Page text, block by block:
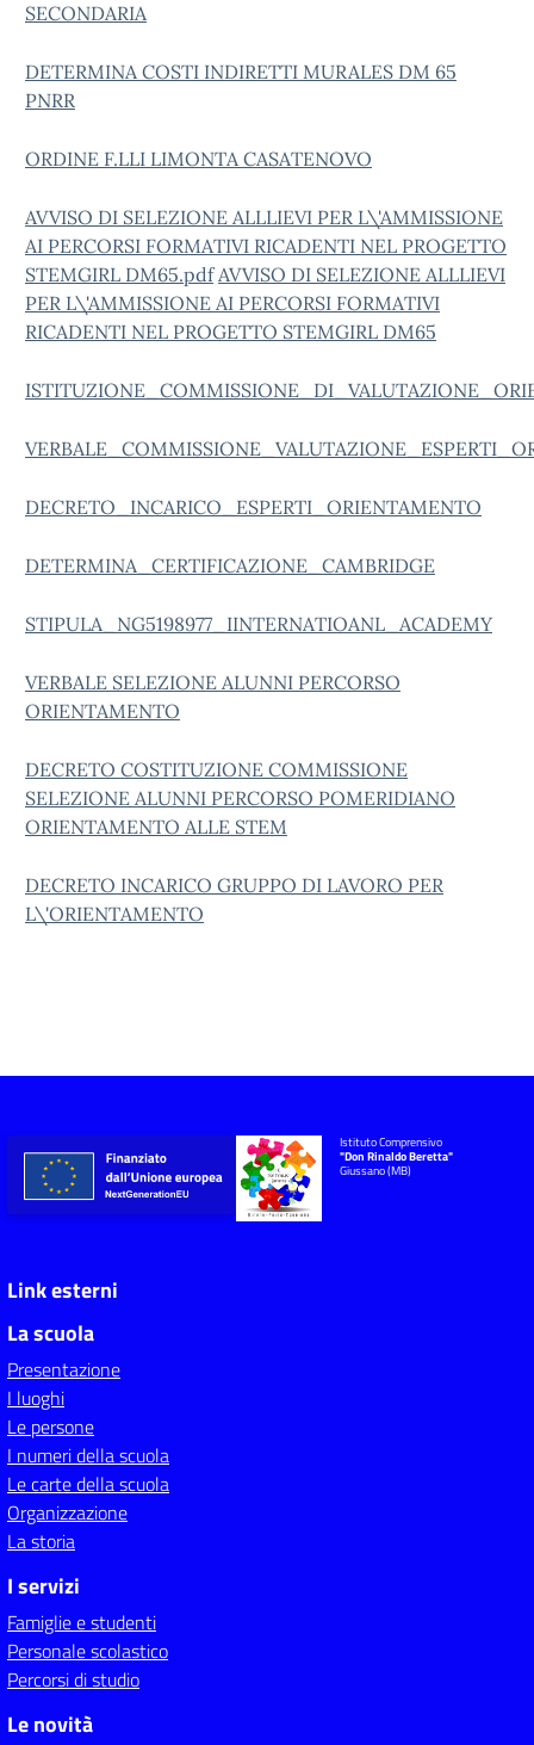
SECONDARIA
DETERMINA COSTI INDIRETTI MURALES DM 65
PNRR
ORDINE F.LLI LIMONTA CASATENOVO
AVVISO DI SELEZIONE ALLLIEVI PER L\'AMMISSIONE
AI PERCORSI FORMATIVI RICADENTI NEL PROGETTO
STEMGIRL DM65.pdf AVVISO DI SELEZIONE ALLLIEVI
PER L\'AMMISSIONE AI PERCORSI FORMATIVI
RICADENTI NEL PROGETTO STEMGIRL DM65
DECRETO_INCARICO_ESPERTI_ORIENTAMENTO
DETERMINA_CERTIFICAZIONE_CAMBRIDGE
STIPULA_NG5198977_IINTERNATIOANL_ACADEMY
VERBALE SELEZIONE ALUNNI PERCORSO
ORIENTAMENTO
DECRETO COSTITUZIONE COMMISSIONE
SELEZIONE ALUNNI PERCORSO POMERIDIANO
ORIENTAMENTO ALLE STEM
DECRETO INCARICO GRUPPO DI LAVORO PER
L\'ORIENTAMENTO
Istituto Comprensivo
"Don Rinaldo Beretta"
Giussano (MB)
Link esterni
La scuola
Presentazione
I luoghi
Le persone
I numeri della scuola
Le carte della scuola
Organizzazione
La storia
I servizi
Famiglie e studenti
Personale scolastico
Percorsi di studio
Le novità